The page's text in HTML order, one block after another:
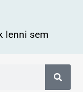
lenni sem